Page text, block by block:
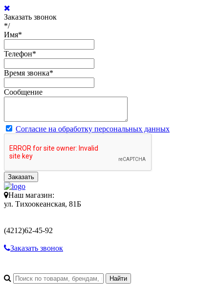
Заказать звонок
*/
Имя*
Телефон*
Время звонка*
Сообщение
Согласие на обработку персональных данных
Заказать
Наш магазин:
ул. Тихоокеанская, 81Б
(4212)62-45-92
Заказать звонок